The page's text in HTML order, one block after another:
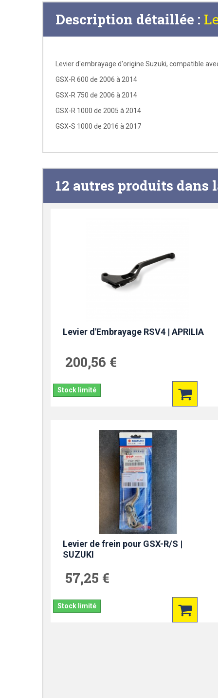
Description détaillée :
Levier d'embrayage d'origine Suzuki, compatible
GSX-R 600 de 2006 à 2014
GSX-R 750 de 2006 à 2014
GSX-R 1000 de 2005 à 2014
GSX-S 1000 de 2016 à 2017
12 autres produits dans
Levier d'Embrayage RSV4 | APRILIA
200,56 €
Stock limité
Levier de frein pour GSX-R/S |
SUZUKI
57,25 €
Stock limité